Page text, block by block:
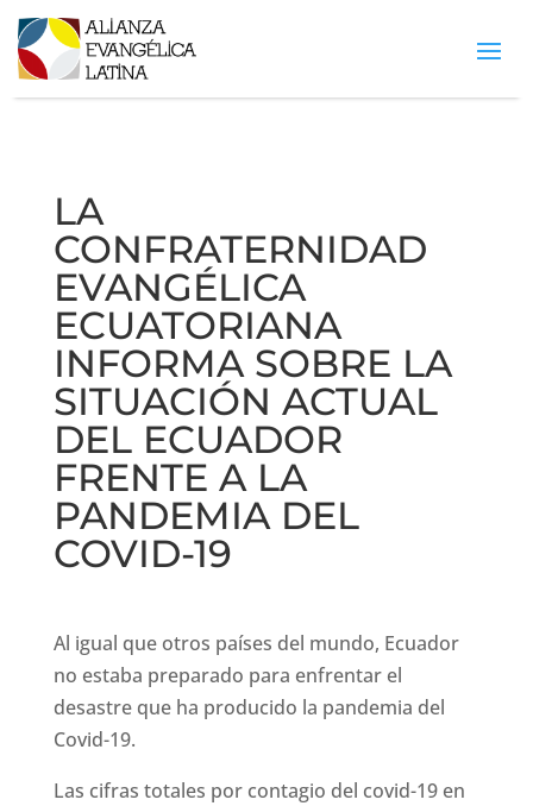
LA
CONFRATERNIDAD
EVANGÉLICA
ECUATORIANA
INFORMA SOBRE LA
SITUACIÓN ACTUAL
DEL ECUADOR
FRENTE A LA
PANDEMIA DEL
COVID-19
Al igual que otros países del mundo, Ecuador
no estaba preparado para enfrentar el
desastre que ha producido la pandemia del
Covid-19.
Las cifras totales por contagio del covid-19 en